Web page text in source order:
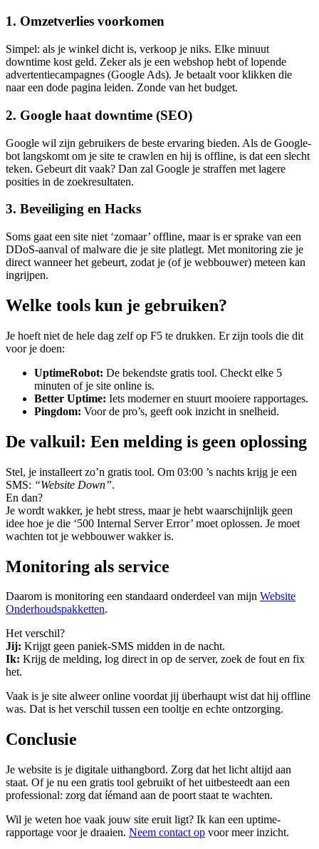
1. Omzetverlies voorkomen
Simpel: als je winkel dicht is, verkoop je niks. Elke minuut
downtime kost geld. Zeker als je een webshop hebt of lopende
advertentiecampagnes (Google Ads). Je betaalt voor klikken die
naar een dode pagina leiden. Zonde van het budget.
2. Google haat downtime (SEO)
Google wil zijn gebruikers de beste ervaring bieden. Als de Google-
bot langskomt om je site te crawlen en hij is offline, is dat een slecht
teken. Gebeurt dit vaak? Dan zal Google je straffen met lagere
posities in de zoekresultaten.
3. Beveiliging en Hacks
Soms gaat een site niet ‘zomaar’ offline, maar is er sprake van een
DDoS-aanval of malware die je site platlegt. Met monitoring zie je
direct wanneer het gebeurt, zodat je (of je webbouwer) meteen kan
ingrijpen.
Welke tools kun je gebruiken?
Je hoeft niet de hele dag zelf op F5 te drukken. Er zijn tools die dit
voor je doen:
UptimeRobot: De bekendste gratis tool. Checkt elke 5
minuten of je site online is.
Better Uptime: Iets moderner en stuurt mooiere rapportages.
Pingdom: Voor de pro’s, geeft ook inzicht in snelheid.
De valkuil: Een melding is geen oplossing
Stel, je installeert zo’n gratis tool. Om 03:00 ’s nachts krijg je een
SMS: “Website Down”.
En dan?
Je wordt wakker, je hebt stress, maar je hebt waarschijnlijk geen
idee hoe je die ‘500 Internal Server Error’ moet oplossen. Je moet
wachten tot je webbouwer wakker is.
Monitoring als service
Daarom is monitoring een standaard onderdeel van mijn Website
Onderhoudspakketten.
Het verschil?
Jij: Krijgt geen paniek-SMS midden in de nacht.
Ik: Krijg de melding, log direct in op de server, zoek de fout en fix
het.
Vaak is je site alweer online voordat jij überhaupt wist dat hij offline
was. Dat is het verschil tussen een tooltje en echte ontzorging.
Conclusie
Je website is je digitale uithangbord. Zorg dat het licht altijd aan
staat. Of je nu een gratis tool gebruikt of het uitbesteedt aan een
professional: zorg dat íémand aan de poort staat te wachten.
Wil je weten hoe vaak jouw site eruit ligt? Ik kan een uptime-
rapportage voor je draaien. Neem contact op voor meer inzicht.